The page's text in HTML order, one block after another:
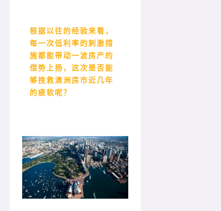
根据以往的经验来看，
每一次低利率的刺激措
施都能带动一波房产的
借势上扬，这次是否能
够挽救澳洲房市近几年
的疲软呢？